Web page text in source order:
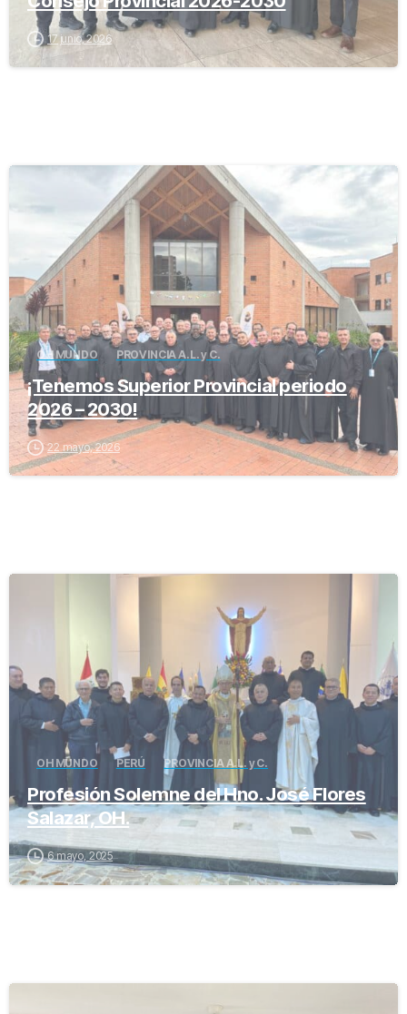
17 junio, 2026
OH MUNDO PROVINCIA A.L. y C.
¡Tenemos Superior Provincial periodo
2026 – 2030!
22 mayo, 2026
OH MUNDO PERÚ PROVINCIA A.L. y C.
Profesión Solemne del Hno. José Flores
Salazar, OH.
6 mayo, 2025